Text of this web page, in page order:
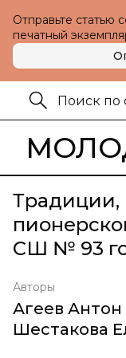
Отправьте статью
печатный
Традиции,
СШ № 93
Авторы
Агеев
Шестакова